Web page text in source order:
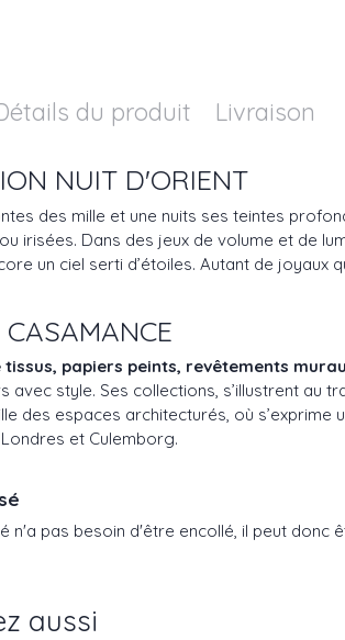
du produit Livraison
NUIT D'ORIENT
des mille et une nuits ses teintes
irisées. Dans des jeux de volume et de
un ciel serti d’étoiles. Autant de joyaux
papiers peints, revêtements
avec style. Ses collections, s’illustrent
des espaces architecturés, où
et Culemborg.
n'a pas besoin d'être encollé, il peut donc
aussi